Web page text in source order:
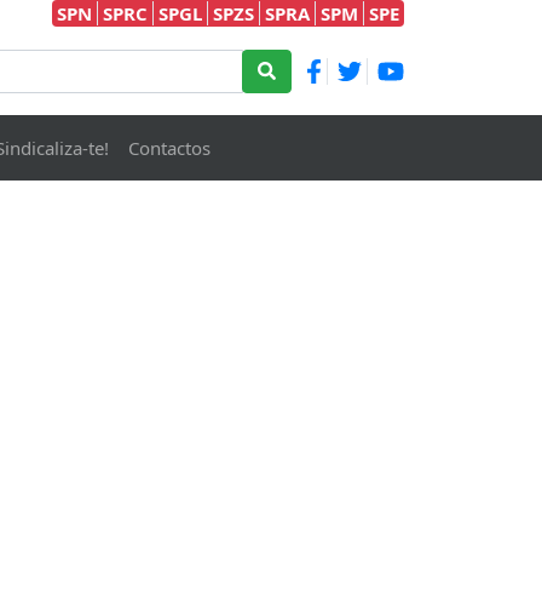
SPN SPRC SPGL SPZS SPRA SPM SPE
te! Contactos